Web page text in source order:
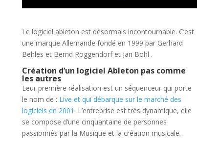
Le logiciel ableton est désormais incontournable. C’est
une marque Allemande fondé en 1999 par Gerhard
Behles et Bernd Roggendorf et Jan Bohl .
Création d’un logiciel Ableton pas comme
les autres
Leur première réalisation est un séquenceur qui porte
le nom de : Live et qui débarque sur le marché des
logiciels en 2001 . L’entreprise est très dynamique, elle
se compose d’une cinquantaine de personnes
passionnés par la Musique et la création musicale.